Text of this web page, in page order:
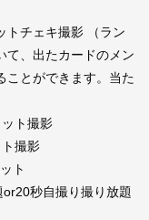
チェキ撮影 （ラン
て、出たカードのメン
ことができます。当た
ト撮影
撮影
ト
秒自撮り撮り放題